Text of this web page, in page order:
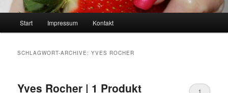
Start Impressum Kontakt
SCHLAGWORT-ARCHIVE:YVES ROCHER
Yves Rocher | 1 Produkt